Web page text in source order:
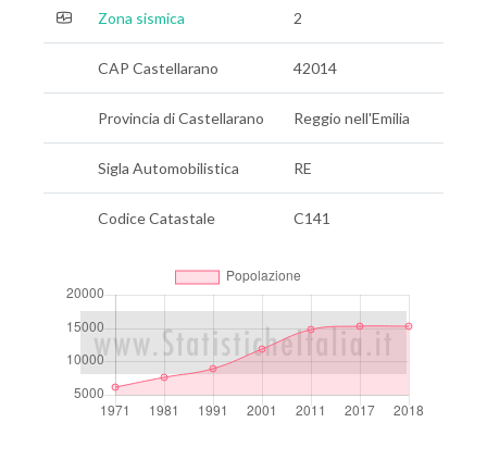
Zona sismica 2
CAP Castellarano 42014
Provincia di Castellarano Reggio nell'Emilia
Sigla Automobilistica RE
Codice Catastale C141